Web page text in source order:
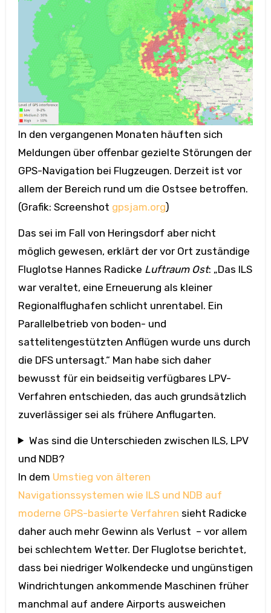
In den vergangenen Monaten häuften sich
Meldungen über offenbar gezielte Störungen der
GPS-Navigation bei Flugzeugen. Derzeit ist vor
allem der Bereich rund um die Ostsee betroffen.
(Grafik: Screenshot gpsjam.org)
Das sei im Fall von Heringsdorf aber nicht
möglich gewesen, erklärt der vor Ort zuständige
Fluglotse Hannes Radicke Luftraum Ost: „Das ILS
war veraltet, eine Erneuerung als kleiner
Regionalflughafen schlicht unrentabel. Ein
Parallelbetrieb von boden- und
sattelitengestützten Anflügen wurde uns durch
die DFS untersagt.“ Man habe sich daher
bewusst für ein beidseitig verfügbares LPV-
Verfahren entschieden, das auch grundsätzlich
zuverlässiger sei als frühere Anflugarten.
Was sind die Unterschieden zwischen ILS, LPV
und NDB?
In dem Umstieg von älteren
Navigationssystemen wie ILS und NDB auf
moderne GPS-basierte Verfahren sieht Radicke
daher auch mehr Gewinn als Verlust – vor allem
bei schlechtem Wetter. Der Fluglotse berichtet,
dass bei niedriger Wolkendecke und ungünstigen
Windrichtungen ankommende Maschinen früher
manchmal auf andere Airports ausweichen